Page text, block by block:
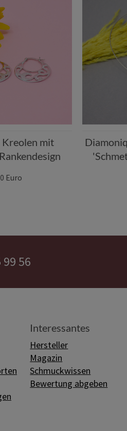
mit
Euro
99 56
Interessantes
Hersteller
Magazin
Schmuckwissen
Bewertung abgeben